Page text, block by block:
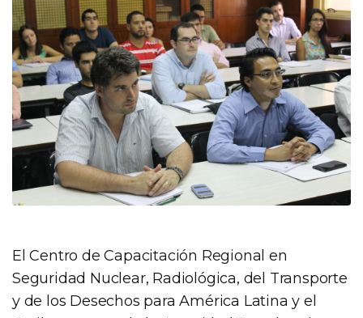
El Centro de Capacitación Regional en
Seguridad Nuclear, Radiológica, del Transporte
y de los Desechos para América Latina y el